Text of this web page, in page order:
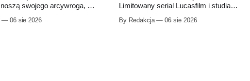
swojego arcywroga, a
06 sie 2026
Limitowany serial Lucasfilm i studia
zapoczątkowaną w krótkometrażówkach
By Redakcja 06 sie 2026